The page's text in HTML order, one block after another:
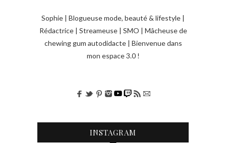
Sophie | Blogueuse mode, beauté & lifestyle |
Rédactrice | Streameuse | SMO | Mâcheuse de
chewing gum autodidacte | Bienvenue dans
mon espace 3.0 !
INSTAGRAM